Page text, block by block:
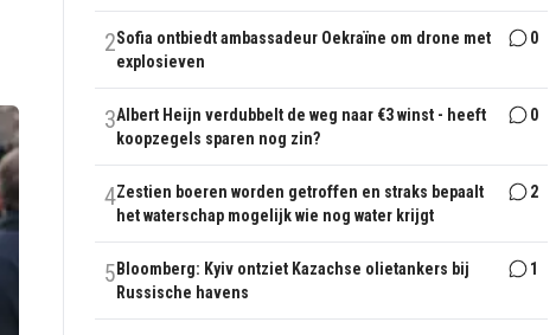
2Sofia ontbiedt ambassadeur Oekraïne om drone met
explosieven
0
3Albert Heijn verdubbelt de weg naar €3 winst - heeft
koopzegels sparen nog zin?
0
4Zestien boeren worden getroffen en straks bepaalt
het waterschap mogelijk wie nog water krijgt
2
5 Bloomberg: Kyiv ontziet Kazachse olietankers bij
Russische havens
1